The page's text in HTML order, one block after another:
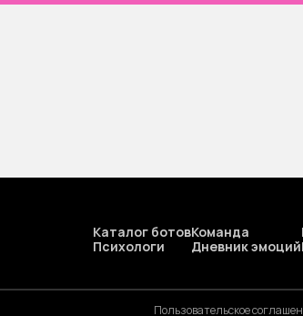
Каталог ботов
Психологи
Команда
Дневник эмоций
Пользовательское